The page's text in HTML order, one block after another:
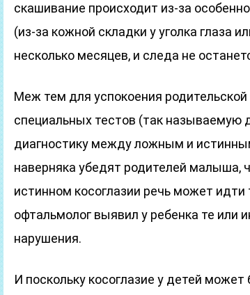
скашивание происходит из-за
(из-за кожной складки у уголка глаза
несколько месяцев, и следа не
Меж тем для успокоения
специальных тестов (так
диагностику между ложным и
наверняка убедят родителей малыша,
истинном косоглазии речь может идти
офтальмолог выявил у ребенка те или
нарушения.
И поскольку косоглазие у детей